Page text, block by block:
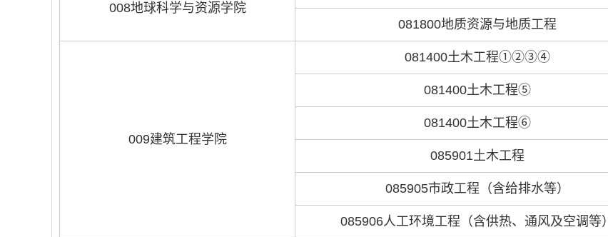
008地球科学与资源学院
081800地质资源与地质工程
009建筑工程学院
081400土木工程①②③④
081400土木工程⑤
081400土木工程⑥
085901土木工程
085905市政工程（含给排水等）
085906人工环境工程（含供热、通风及空调等）